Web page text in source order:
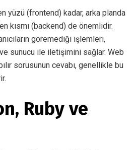
yüzü (frontend) kadar, arka planda
kısmı (backend) de önemlidir.
göremediği işlemleri,
ve sunucu ile iletişimini sağlar. Web
sorusunun cevabı, genellikle bu
Ruby ve